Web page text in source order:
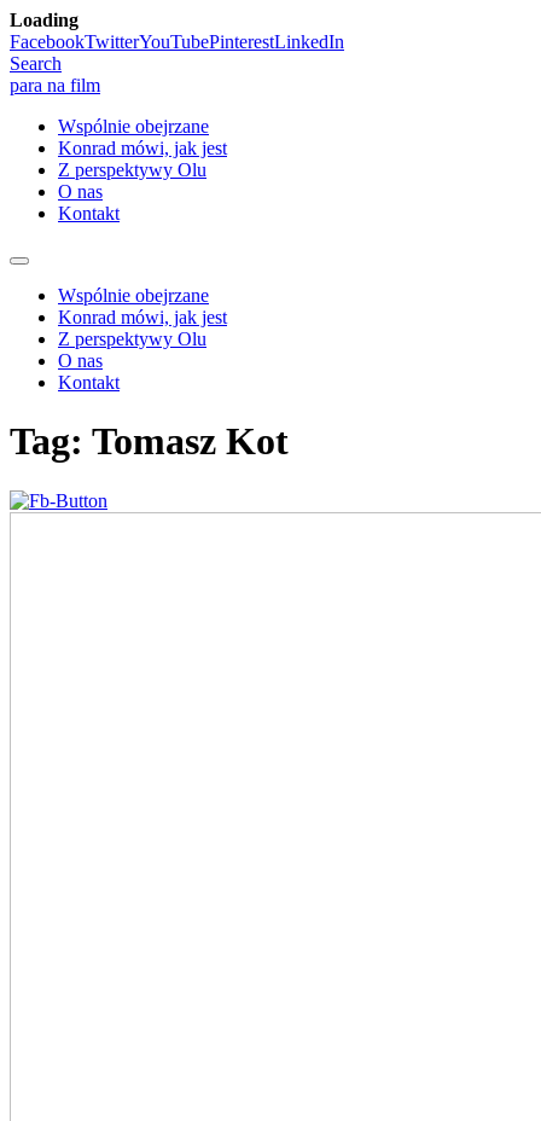
Loading
Skip
to
content
FacebookTwitterYouTubePinterestLinkedIn
Search
para na film
Wspólnie obejrzane
Konrad mówi, jak jest
Z perspektywy Olu
O nas
Kontakt
Wspólnie obejrzane
Konrad mówi, jak jest
Z perspektywy Olu
O nas
Kontakt
Tag: Tomasz Kot